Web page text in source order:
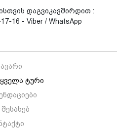
დაგვიკავშირდით :
16 - Viber / WhatsApp
ყველა ტური